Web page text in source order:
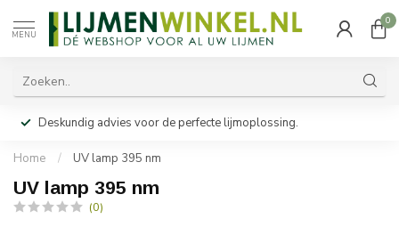
MENU
0
Deskundig advies voor de perfecte lijmoplossing.
Home / UV lamp 395 nm
UV lamp 395 nm
(0)